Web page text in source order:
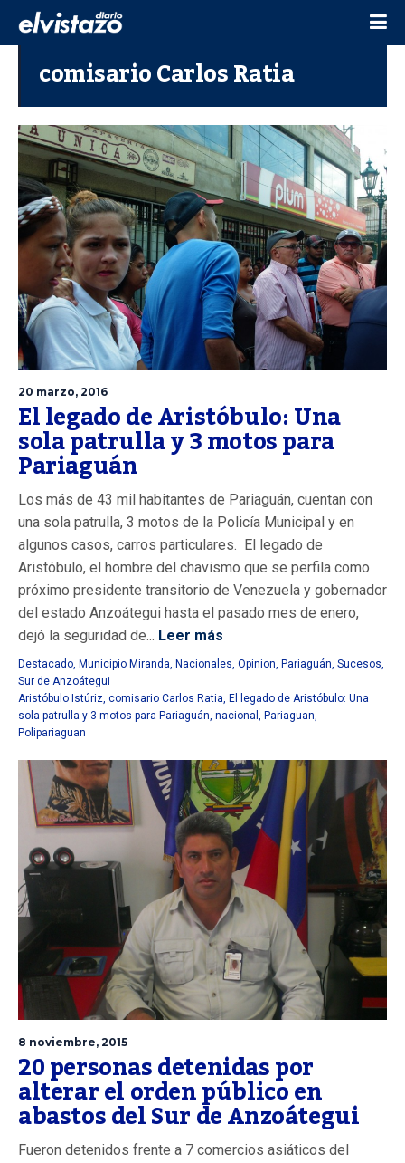
comisario Carlos Ratia
20 marzo, 2016
El legado de Aristóbulo: Una
sola patrulla y 3 motos para
Pariaguán
Los más de 43 mil habitantes de Pariaguán, cuentan con
una sola patrulla, 3 motos de la Policía Municipal y en
algunos casos, carros particulares. El legado de
Aristóbulo, el hombre del chavismo que se perfila como
próximo presidente transitorio de Venezuela y gobernador
del estado Anzoátegui hasta el pasado mes de enero,
dejó la seguridad de... Leer más
Destacado, Municipio Miranda, Nacionales, Opinion, Pariaguán, Sucesos,
Sur de Anzoátegui
Aristóbulo Istúriz, comisario Carlos Ratia, El legado de Aristóbulo: Una
sola patrulla y 3 motos para Pariaguán, nacional , Pariaguan,
Polipariaguan
8 noviembre, 2015
20 personas detenidas por
alterar el orden público en
abastos del Sur de Anzoátegui
Fueron detenidos frente a 7 comercios asiáticos del